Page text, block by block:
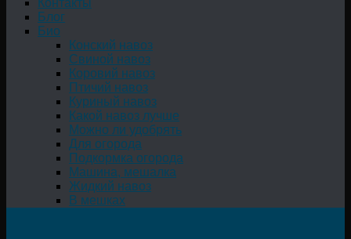
Контакты
Блог
Био
Конский навоз
Свиной навоз
Коровий навоз
Птичий навоз
Куриный навоз
Какой навоз лучше
Можно ли удобрять
Для огорода
Подкормка огорода
Машина, мешалка
Жидкий навоз
В мешках